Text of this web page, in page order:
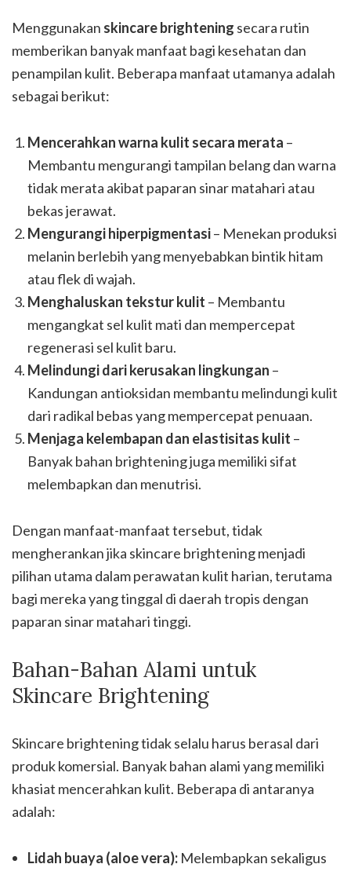
Menggunakan skincare brightening secara rutin
memberikan banyak manfaat bagi kesehatan dan
penampilan kulit. Beberapa manfaat utamanya adalah
sebagai berikut:
Mencerahkan warna kulit secara merata –
Membantu mengurangi tampilan belang dan warna
tidak merata akibat paparan sinar matahari atau
bekas jerawat.
Mengurangi hiperpigmentasi– Menekan produksi
melanin berlebih yang menyebabkan bintik hitam
atau flek di wajah.
Menghaluskan tekstur kulit – Membantu
mengangkat sel kulit mati dan mempercepat
regenerasi sel kulit baru.
Melindungi dari kerusakan lingkungan –
Kandungan antioksidan membantu melindungi kulit
dari radikal bebas yang mempercepat penuaan.
Menjaga kelembapan dan elastisitas kulit –
Banyak bahan brightening juga memiliki sifat
melembapkan dan menutrisi.
Dengan manfaat-manfaat tersebut, tidak
mengherankan jika skincare brightening menjadi
pilihan utama dalam perawatan kulit harian, terutama
bagi mereka yang tinggal di daerah tropis dengan
paparan sinar matahari tinggi.
Bahan-Bahan Alami untuk
Skincare Brightening
Skincare brightening tidak selalu harus berasal dari
produk komersial. Banyak bahan alami yang memiliki
khasiat mencerahkan kulit. Beberapa di antaranya
adalah:
Lidah buaya (aloe vera): Melembapkan sekaligus